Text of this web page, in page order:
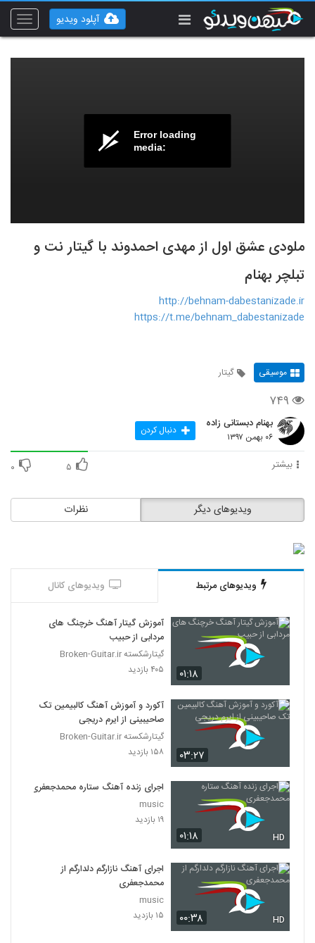
Toggle
آپلود ویدیو
Error loading
media:
ملودی عشق اول از مهدی احمدوند با گیتار نت و
تبلچر بهنام
http://behnam-dabestanizade.ir
https://t.me/behnam_dabestanizade
موسیقی گیتار
۷۴۹
بهنام دبستانی زاده
۰۶ بهمن ۱۳۹۷ دنبال کردن
بیشتر ۵ ۰
نظرات ویدیوهای دیگر
ویدیوهای مرتبط ویدیوهای کانال
۰۱:۱۸
آموزش گیتار آهنگ خرچنگ های
مردابی از حبیب
گیتارشکسته Broken-Guitar.ir
۴۰۵ بازدید
۰۳:۲۷
آکورد و آموزش آهنگ کالبیمین تک
صاحیبینی از ایرم دریجی
گیتارشکسته Broken-Guitar.ir
۱۵۸ بازدید
۰۱:۱۸ HD
اجرای زنده آهنگ ستاره محمدجعفری
music
۱۹ بازدید
۰۰:۳۸ HD
اجرای آهنگ نازارگم دلدارگم از
محمدجعفری
music
۱۵ بازدید